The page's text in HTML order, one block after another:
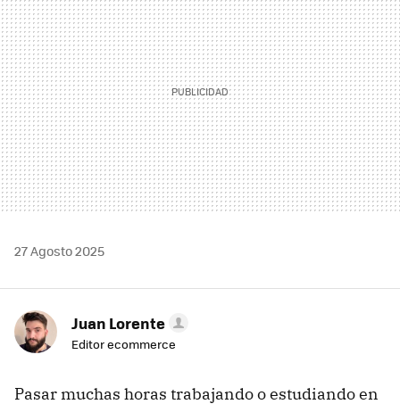
27 Agosto 2025
Juan Lorente
Editor ecommerce
Pasar muchas horas trabajando o estudiando en